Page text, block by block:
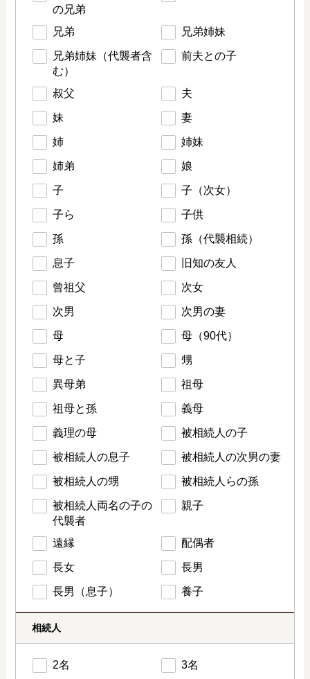
の兄弟
兄弟 兄弟姉妹
兄弟姉妹（代襲者含
む）
前夫との子
叔父 夫
妹 妻
姉 姉妹
姉弟 娘
子 子（次女）
子ら 子供
孫 孫（代襲相続）
息子 旧知の友人
曾祖父 次女
次男 次男の妻
母 母（90代）
母と子 甥
異母弟 祖母
祖母と孫 義母
義理の母 被相続人の子
被相続人の息子 被相続人の次男の妻
被相続人の甥 被相続人らの孫
被相続人両名の子の
代襲者
親子
遠縁 配偶者
長女 長男
長男（息子） 養子
相続人
2名 3名